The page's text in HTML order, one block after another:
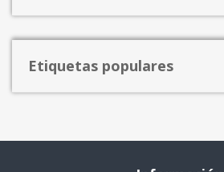
Etiquetas populares